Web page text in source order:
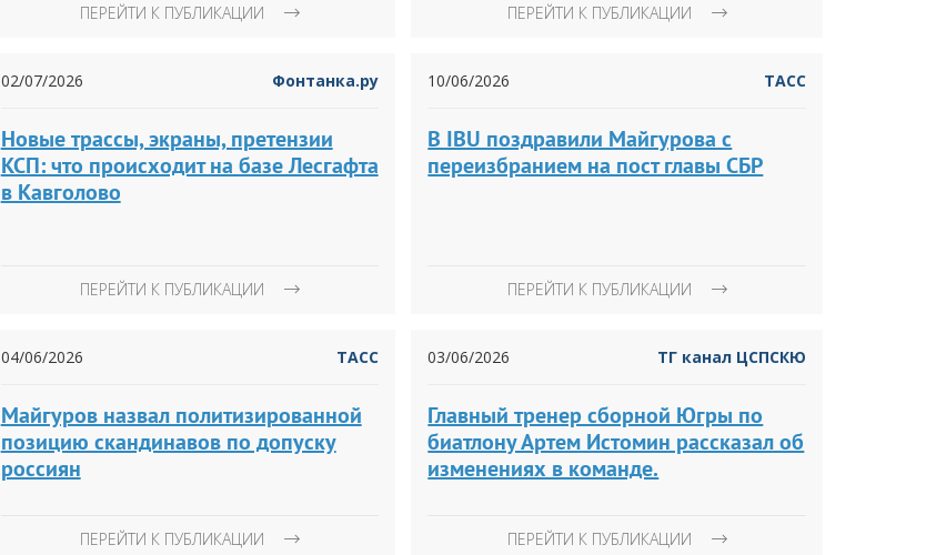
ПЕРЕЙТИ К ПУБЛИКАЦИИ ПЕРЕЙТИ К ПУБЛИКАЦИИ
02/07/2026 Фонтанка.ру
Новые трассы, экраны, претензии
КСП: что происходит на базе Лесгафта
в Кавголово
ПЕРЕЙТИ К ПУБЛИКАЦИИ
10/06/2026 ТАСС
В IBU поздравили Майгурова с
переизбранием на пост главы СБР
ПЕРЕЙТИ К ПУБЛИКАЦИИ
04/06/2026 ТАСС
Майгуров назвал политизированной
позицию скандинавов по допуску
россиян
ПЕРЕЙТИ К ПУБЛИКАЦИИ
03/06/2026 ТГ канал ЦСПСКЮ
Главный тренер сборной Югры по
биатлону Артем Истомин рассказал об
изменениях в команде.
ПЕРЕЙТИ К ПУБЛИКАЦИИ